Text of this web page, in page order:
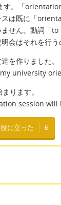
す。「
スは既に「
せん。動詞「
会はそれを行う
を作りました。
university
ります。
session will
役に立った 6